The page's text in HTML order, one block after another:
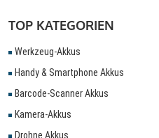
TOP KATEGORIEN
Werkzeug-Akkus
Handy & Smartphone Akkus
Barcode-Scanner Akkus
Kamera-Akkus
Drohne Akkus